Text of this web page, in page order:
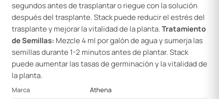
segundos antes de trasplantar o riegue con la solución
después del trasplante. Stack puede reducir el estrés del
trasplante y mejorar la vitalidad de la planta.Tratamiento
de Semillas: Mezcle 4 ml por galón de agua y sumerja las
semillas durante 1-2 minutos antes de plantar. Stack
puede aumentar las tasas de germinación y la vitalidad de
la planta.
Marca
Athena